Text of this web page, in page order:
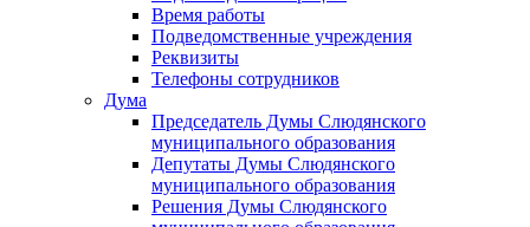
Время работы
Подведомственные учреждения
Реквизиты
Телефоны сотрудников
Дума
Председатель Думы Слюдянского
муниципального образования
Депутаты Думы Слюдянского
муниципального образования
Решения Думы Слюдянского